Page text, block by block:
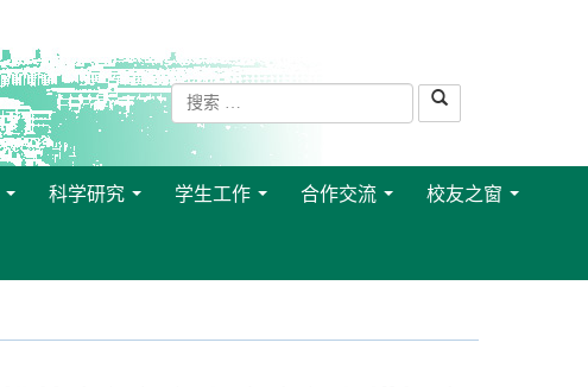
科学研究 学生工作 合作交流 校友之窗